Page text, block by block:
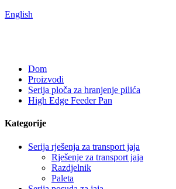
English
Dom
Proizvodi
Serija ploča za hranjenje pilića
High Edge Feeder Pan
Kategorije
Serija rješenja za transport jaja
Rješenje za transport jaja
Razdjelnik
Paleta